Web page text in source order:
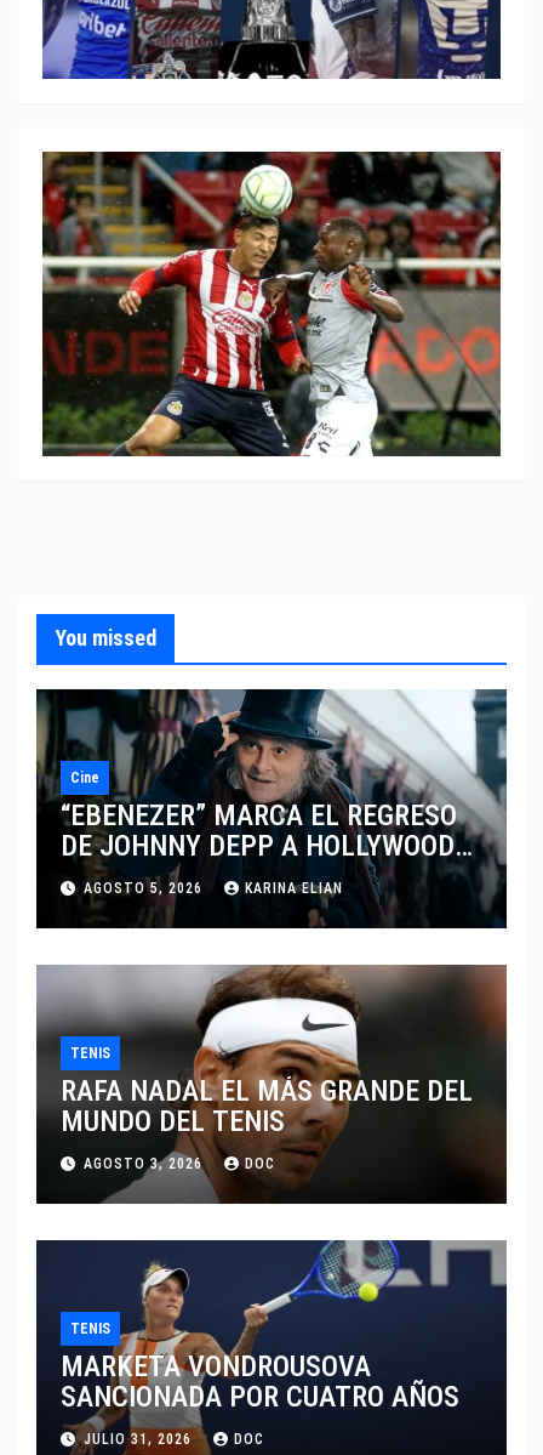
You missed
Cine
“EBENEZER” MARCA EL REGRESO
DE JOHNNY DEPP A HOLLYWOOD
TRAS SU PASO POR EL CINE
INDEPENDIENTE EUROPEO
AGOSTO 5, 2026 KARINA ELIAN
TENIS
RAFA NADAL EL MÁS GRANDE DEL
MUNDO DEL TENIS
AGOSTO 3, 2026 DOC
TENIS
MARKETA VONDROUSOVA
SANCIONADA POR CUATRO AÑOS
JULIO 31, 2026 DOC